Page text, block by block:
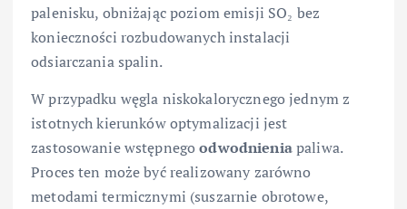
palenisku, obniżając poziom emisji SO₂ bez
konieczności rozbudowanych instalacji
odsiarczania spalin.
W przypadku węgla niskokalorycznego jednym z
istotnych kierunków optymalizacji jest
zastosowanie wstępnegoodwodnieniapaliwa.
Proces ten może być realizowany zarówno
metodami termicznymi (suszarnie obrotowe,